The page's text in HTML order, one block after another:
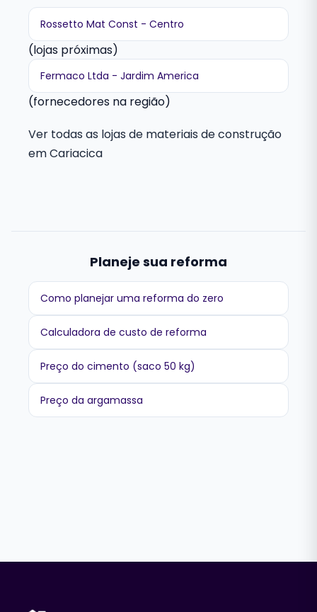
Rossetto Mat Const - Centro
(lojas próximas)
Fermaco Ltda - Jardim America
(fornecedores na região)
Ver todas as lojas de materiais de construção
em Cariacica
Planeje sua reforma
Como planejar uma reforma do zero
Calculadora de custo de reforma
Preço do cimento (saco 50 kg)
Preço da argamassa